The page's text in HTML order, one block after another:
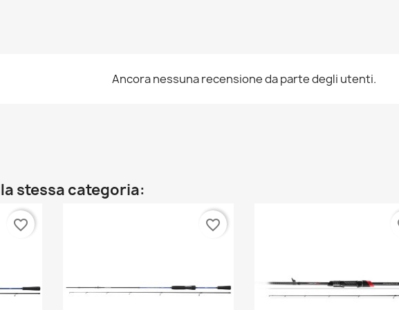
Ancora nessuna recensione da parte degli utenti.
stessa categoria:
favorite_border favorite_border